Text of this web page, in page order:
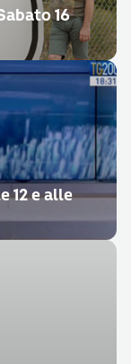
16
12 e alle